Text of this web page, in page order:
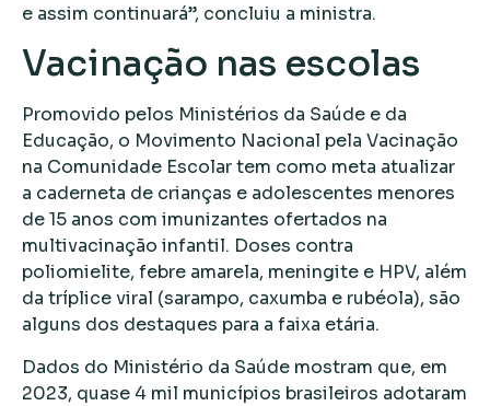
e assim continuará”, concluiu a ministra.
Vacinação nas escolas
Promovido pelos Ministérios da Saúde e da
Educação, o Movimento Nacional pela Vacinação
na Comunidade Escolar tem como meta atualizar
a caderneta de crianças e adolescentes menores
de 15 anos com imunizantes ofertados na
multivacinação infantil. Doses contra
poliomielite, febre amarela, meningite e HPV, além
da tríplice viral (sarampo, caxumba e rubéola), são
alguns dos destaques para a faixa etária.
Dados do Ministério da Saúde mostram que, em
2023, quase 4 mil municípios brasileiros adotaram